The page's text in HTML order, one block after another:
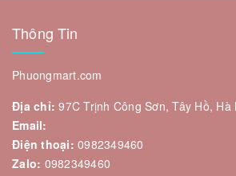
Thông Tin
Phuongmart.com
Địa chỉ: 97C Trịnh Công Sơn, Tây Hồ, Hà
Email:
Điện thoại: 0982349460
Zalo: 0982349460